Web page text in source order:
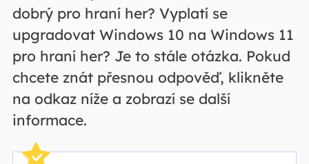
dobrý pro hraní her? Vyplatí se
upgradovat Windows 10 na Windows 11
pro hraní her? Je to stále otázka. Pokud
chcete znát přesnou odpověď, klikněte
na odkaz níže a zobrazí se další
informace.